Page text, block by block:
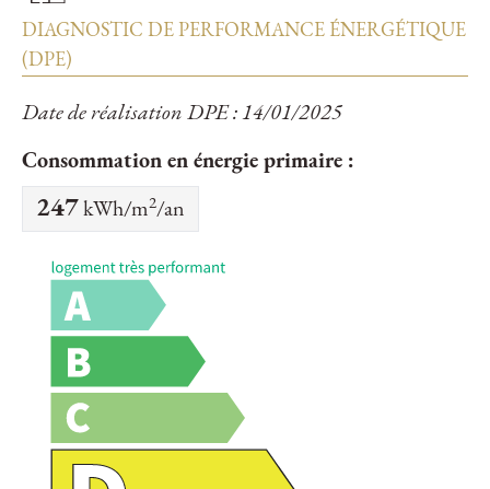
DIAGNOSTIC DE PERFORMANCE ÉNERGÉTIQUE
(DPE)
Date de réalisation DPE : 14/01/2025
Consommation en énergie primaire :
247 kWh/m2/an